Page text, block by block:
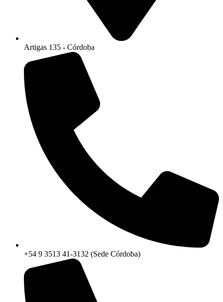
Artigas 135 - Córdoba
+54 9 3513 41-3132 (Sede Córdoba)